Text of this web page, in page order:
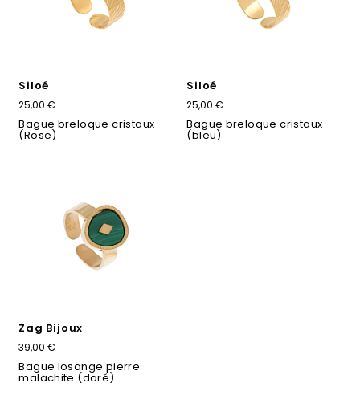
Siloé
25,00 €
Bague breloque cristaux
(Rose)
Siloé
25,00 €
Bague breloque cristaux
(bleu)
Zag Bijoux
39,00 €
Bague losange pierre
malachite (doré)